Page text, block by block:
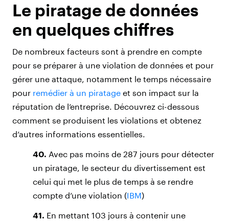
Le piratage de données
en quelques chiffres
De nombreux facteurs sont à prendre en compte
pour se préparer à une violation de données et pour
gérer une attaque, notamment le temps nécessaire
pour remédier à un piratage et son impact sur la
réputation de l’entreprise. Découvrez ci-dessous
comment se produisent les violations et obtenez
d’autres informations essentielles.
40. Avec pas moins de 287 jours pour détecter
un piratage, le secteur du divertissement est
celui qui met le plus de temps à se rendre
compte d’une violation (IBM)
41. En mettant 103 jours à contenir une